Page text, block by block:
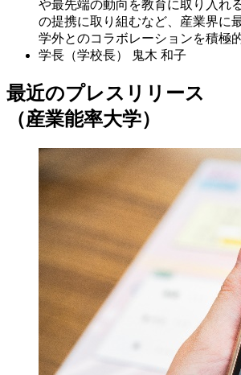
や最先端の動向を教育に取り入れ
の提携に取り組むなど、産業界に
学外とのコラボレーションを積極
学長（学校長）
鬼木 和子
最近のプレスリリース
（産業能率大学）